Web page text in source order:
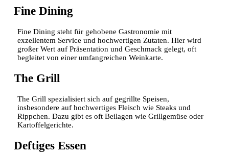
Fine Dining
Fine Dining steht für gehobene Gastronomie mit
exzellentem Service und hochwertigen Zutaten. Hier wird
großer Wert auf Präsentation und Geschmack gelegt, oft
begleitet von einer umfangreichen Weinkarte.
The Grill
The Grill spezialisiert sich auf gegrillte Speisen,
insbesondere auf hochwertiges Fleisch wie Steaks und
Rippchen. Dazu gibt es oft Beilagen wie Grillgemüse oder
Kartoffelgerichte.
Deftiges Essen